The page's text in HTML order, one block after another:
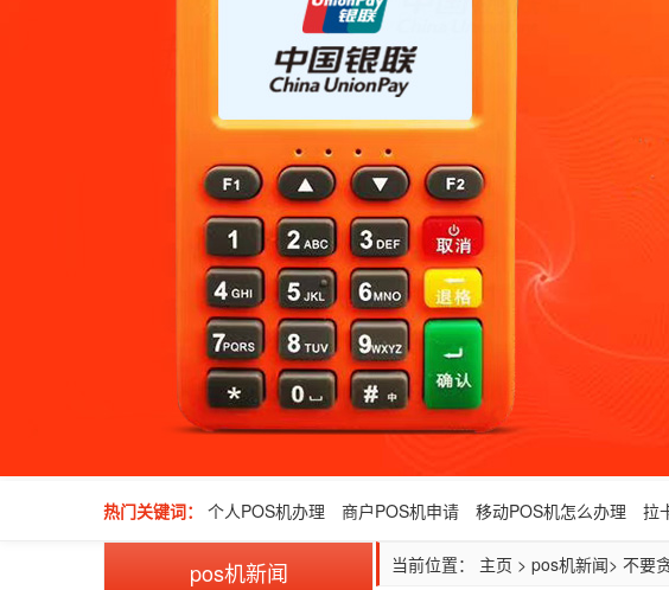
热门关键词： 个人POS机办理 商户POS机申请 移动POS机怎么办理 拉
pos机新闻 当前位置： 主页 > pos机新闻> 不要